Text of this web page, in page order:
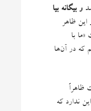
شد وبیگانه بیا
ظاهر
«ما با
که در آن‌ها
ظاهراً
ندارد که